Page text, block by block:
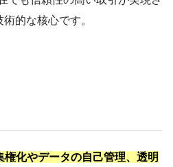
的な核心です。
化やデータの自己管理、透明